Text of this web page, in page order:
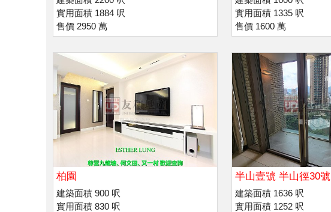
實用面積 1884 呎
售價 2950 萬
實用面積 1335 呎
售價 1600 萬
柏園
建築面積 900 呎
實用面積 830 呎
半山壹號 半山徑30號
建築面積 1636 呎
實用面積 1252 呎